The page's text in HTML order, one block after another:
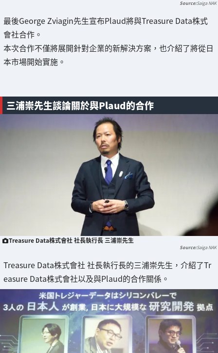
Saiga NAK
最後George Zviagin先生宣布Plaud將與Treasure Data株式
會社合作。
本次合作不僅將展開針對企業的新解決方案，也介紹了將從日
本市場開始實施。
三浦崇先生談論關於與Plaud的合作
Treasure Data株式會社 社長執行長 三浦崇先生
Saiga NAK
Treasure Data株式會社 社長執行長的三浦崇先生，介紹了Tr
easure Data株式會社以及與Plaud的合作關係。